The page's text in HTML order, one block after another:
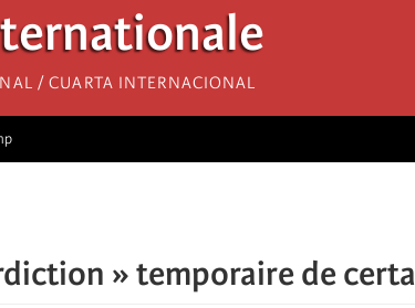
/ Cuarta Internacional
» temporaire de